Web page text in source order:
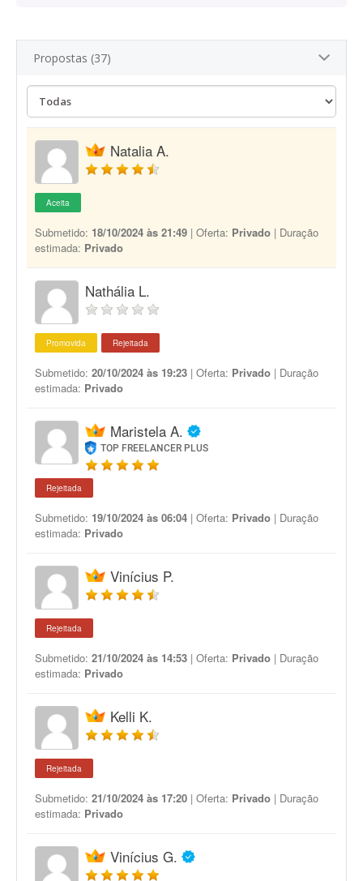
Propostas (37)
Natalia A.
Aceita
Submetido: 18/10/2024 às 21:49 | Oferta: Privado | Duração
estimada: Privado
Nathália L.
Promovida Rejeitada
Submetido: 20/10/2024 às 19:23 | Oferta: Privado | Duração
estimada: Privado
Maristela A.
TOP FREELANCER PLUS
Rejeitada
Submetido: 19/10/2024 às 06:04 | Oferta: Privado | Duração
estimada: Privado
Vinícius P.
Rejeitada
Submetido: 21/10/2024 às 14:53 | Oferta: Privado | Duração
estimada: Privado
Kelli K.
Rejeitada
Submetido: 21/10/2024 às 17:20 | Oferta: Privado | Duração
estimada: Privado
Vinícius G.